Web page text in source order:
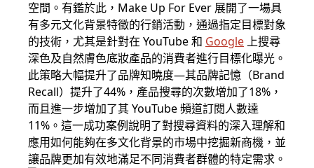
空間。有鑑於此，Make Up For Ever 展開了一場具
有多元文化背景特徵的行銷活動，通過指定目標對象
的技術，尤其是針對在 YouTube 和 Google 上搜尋
深色及自然膚色底妝產品的消費者進行目標化曝光。
此策略大幅提升了品牌知曉度—其品牌記憶（Brand
Recall）提升了44%，產品搜尋的次數增加了18%，
而且進一步增加了其 YouTube 頻道訂閱人數達
11%。這一成功案例說明了對搜尋資料的深入理解和
應用如何能夠在多文化背景的市場中挖掘新商機，並
讓品牌更加有效地滿足不同消費者群體的特定需求。